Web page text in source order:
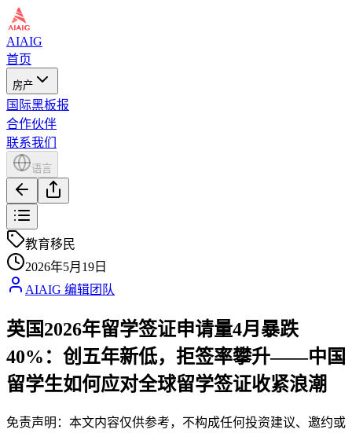
AIAIG
首页
房产
国际黑板报
合作伙伴
联系我们
语言
教育移民
2026年5月19日
AIAIG 编辑团队
英国2026年留学签证申请量4月暴跌
40%：创五年新低，拒签率攀升——中国
留学生如何应对全球留学签证收紧浪潮
免责声明：本文内容仅供参考，不构成任何投资建议、邀约或